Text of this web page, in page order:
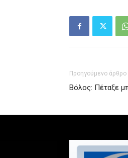
Προηγούμενο άρθρο
Βόλος: Πέταξε